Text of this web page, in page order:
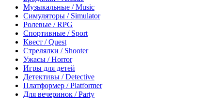
Музыкальные / Music
Симуляторы / Simulator
Ролевые / RPG
Спортивные / Sport
Квест / Quest
Стрелялки / Shooter
Ужасы / Horror
Игры для детей
Детективы / Detective
Платформер / Platformer
Для вечеринок / Party